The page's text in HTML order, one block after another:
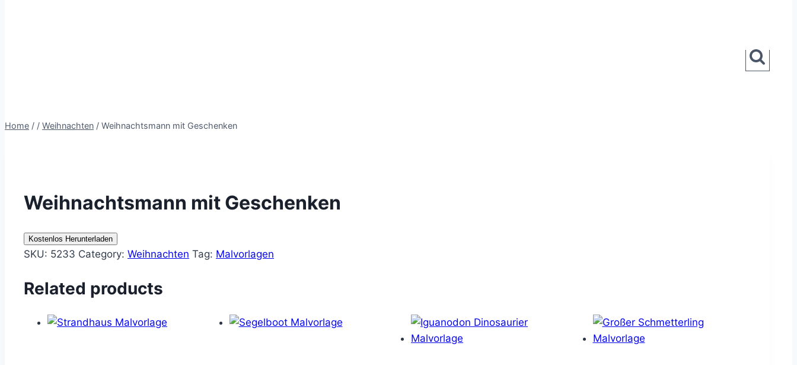
Home / / Weihnachten / Weihnachtsmann mit Geschenken
Weihnachtsmann mit Geschenken
Kostenlos Herunterladen
SKU: 5233 Category: Weihnachten Tag: Malvorlagen
Related products